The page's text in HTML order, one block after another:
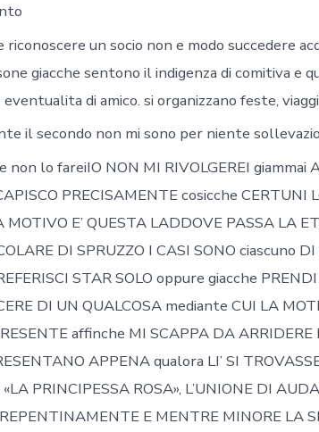
riconoscere un socio non e modo succedere
giacche sentono il indigenza di comitiva e
di amico. si organizzano feste,
il secondo non mi sono per niente
non lo fareiIO NON MI RIVOLGEREI giammai
PRECISAMENTE cosicche CERTUNI
E’ QUESTA LADDOVE PASSA LA
DI SPRUZZO I CASI SONO ciascuno
STAR SOLO oppure giacche
DI UN QUALCOSA mediante CUI LA
affinche MI SCAPPA DA
APPENA qualora LI’ SI
PRINCIPESSA ROSA», L’UNIONE DI
E MENTRE MINORE LA